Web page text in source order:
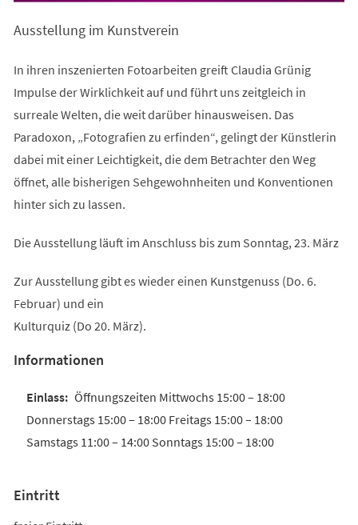
Ausstellung im Kunstverein
In ihren inszenierten Fotoarbeiten greift Claudia Grünig
Impulse der Wirklichkeit auf und führt uns zeitgleich in
surreale Welten, die weit darüber hinausweisen. Das
Paradoxon, „Fotografien zu erfinden“, gelingt der Künstlerin
dabei mit einer Leichtigkeit, die dem Betrachter den Weg
öffnet, alle bisherigen Sehgewohnheiten und Konventionen
hinter sich zu lassen.
Die Ausstellung läuft im Anschluss bis zum Sonntag, 23. März
Zur Ausstellung gibt es wieder einen Kunstgenuss (Do. 6.
Februar) und ein
Kulturquiz (Do 20. März).
Informationen
Öffnungszeiten Mittwochs 15:00 – 18:00
Donnerstags 15:00 – 18:00 Freitags 15:00 – 18:00
Samstags 11:00 – 14:00 Sonntags 15:00 – 18:00
Eintritt